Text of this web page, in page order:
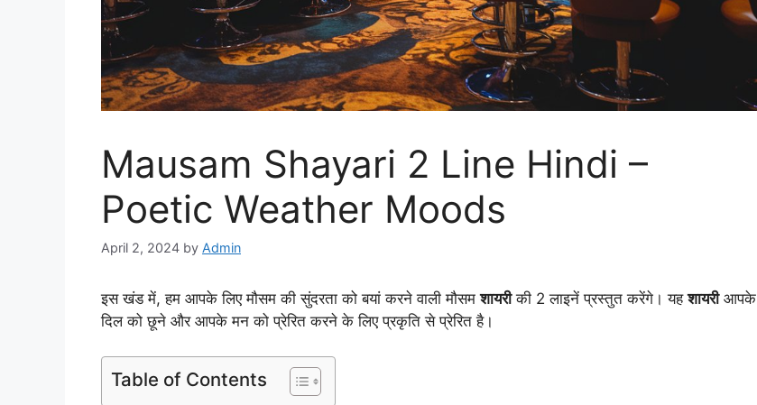
Mausam Shayari 2 Line Hindi –
Poetic Weather Moods
April 2, 2024 by Admin
इस खंड में, हम आपके लिए मौसम की सुंदरता को बयां करने वाली मौसमशायरीकी 2 लाइनें प्रस्तुत करेंगे। यहशायरीआपके
दिल को छूने और आपके मन को प्रेरित करने के लिए प्रकृति से प्रेरित है।
Table of Contents